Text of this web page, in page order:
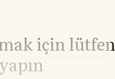
için lütfen